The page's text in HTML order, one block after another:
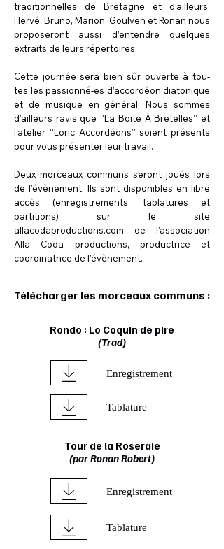
traditionnelles de Bretagne et d’ailleurs.
Hervé, Bruno, Marion, Goulven et Ronan nous
proposeront aussi d’entendre quelques
extraits de leurs répertoires.
Cette journée sera bien sûr ouverte à tou-
tes les passionné-es d’accordéon diatonique
et de musique en général. Nous sommes
d’ailleurs ravis que ‘‘La Boite À Bretelles’’ et
l’atelier ‘‘Loric Accordéons’’ soient présents
pour vous présenter leur travail.
Deux morceaux communs seront joués lors
de l’évènement. Ils sont disponibles en libre
accès (enregistrements, tablatures et
partitions) sur le site
allacodaproductions.com de l’association
Alla Coda productions, productrice et
coordinatrice de l’évènement.
Télécharger les morceaux communs :
Rondo : Lo Coquin de pire
(Trad)
Enregistrement
Tablature
Tour de la Roseraie
(par Ronan Robert)
Enregistrement
Tablature